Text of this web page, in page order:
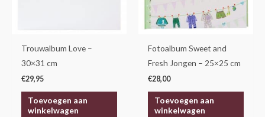
Trouwalbum Love –
30×31 cm
€29,95
Toevoegen aan
winkelwagen
Fotoalbum Sweet and
Fresh Jongen – 25×25 cm
€28,00
Toevoegen aan
winkelwagen